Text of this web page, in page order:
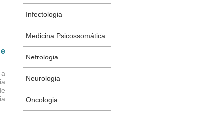
Infectologia
Medicina Psicossomática
Nefrologia
Neurologia
Oncologia